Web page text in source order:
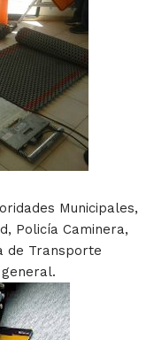
Municipales,
Policía Caminera,
de Transporte